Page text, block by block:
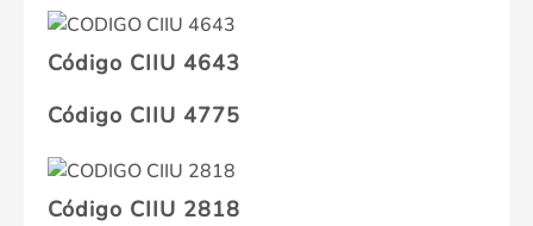
Código CIIU 4643
Código CIIU 4775
Código CIIU 2818